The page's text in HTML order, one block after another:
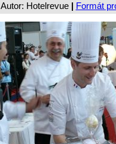
Autor: Hotelrevue | Formát